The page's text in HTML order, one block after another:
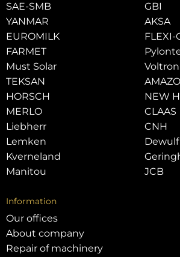
SAE-SMB
YANMAR
EUROMILK
FARMET
Must Solar
TEKSAN
HORSCH
MERLO
Liebherr
Lemken
Kverneland
Manitou
GBI
AKSA
FLEXI-
NEW
CLAAS
CNH
Dewulf
JCB
Information
Our offices
About company
Repair of machinery